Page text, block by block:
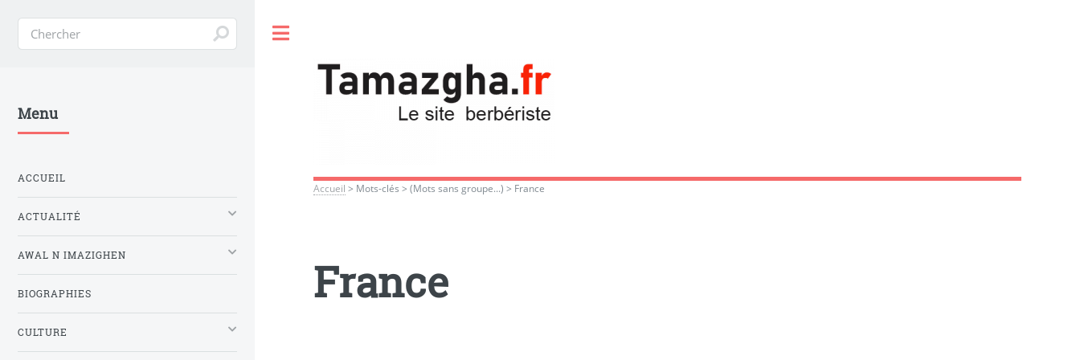
Accueil > Mots-clés >(Mots sans groupe...) > France
France
Menu
ACCUEIL
ACTUALITÉ
AWAL N IMAZIGHEN
BIOGRAPHIES
CULTURE